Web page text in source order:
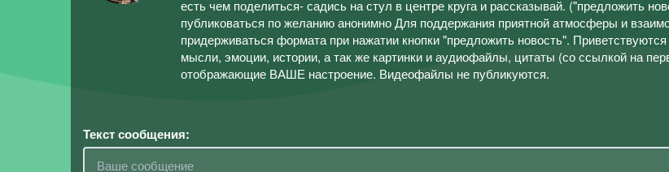
есть чем поделиться- садись на стул в центре круга и рассказывай. ("предложить
публиковаться по желанию анонимно Для поддержания приятной атмосферы и
придерживаться формата при нажатии кнопки "предложить новость".
мысли, эмоции, истории, а так же картинки и аудиофайлы, цитаты (со ссылкой на
отображающие ВАШЕ настроение. Видеофайлы не публикуются.
Текст сообщения: